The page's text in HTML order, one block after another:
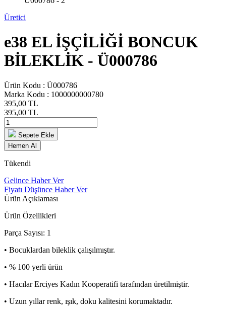
Üretici
e38 EL İŞÇİLİĞİ BONCUK
BİLEKLİK - Ü000786
Ürün Kodu : Ü000786
Marka Kodu : 1000000000780
395,00 TL
395,00 TL
Sepete Ekle
Hemen Al
Tükendi
Gelince Haber Ver
Fiyatı Düşünce Haber Ver
Ürün Açıklaması
Ürün Özellikleri
Parça Sayısı: 1
• Bocuklardan bileklik çalışılmıştır.
• % 100 yerli ürün
• Hacılar Erciyes Kadın Kooperatifi tarafından üretilmiştir.
• Uzun yıllar renk, ışık, doku kalitesini korumaktadır.